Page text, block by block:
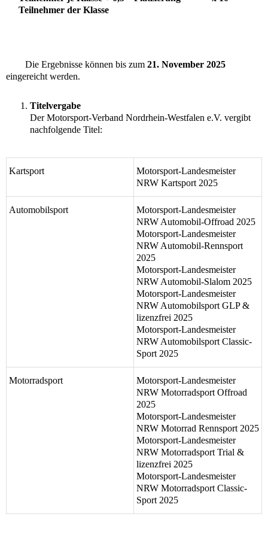
Teilnehmer der Klasse
	Die Ergebnisse können bis zum
21. November 2025
eingereicht werden.
Titelvergabe
Der Motorsport-Verband Nordrhein-Westfalen e.V. vergibt
nachfolgende Titel:
Kartsport
Motorsport-Landesmeister
NRW Kartsport 2025
Automobilsport
Motorsport-Landesmeister
NRW Automobil-Offroad 2025
Motorsport-Landesmeister
NRW Automobil-Rennsport
2025
Motorsport-Landesmeister
NRW Automobil-Slalom 2025
Motorsport-Landesmeister
NRW Automobilsport GLP &
lizenzfrei 2025
Motorsport-Landesmeister
NRW Automobilsport Classic-
Sport 2025
Motorradsport
Motorsport-Landesmeister
NRW Motorradsport Offroad
2025
Motorsport-Landesmeister
NRW Motorrad Rennsport 2025
Motorsport-Landesmeister
NRW Motorradsport Trial &
lizenzfrei 2025
Motorsport-Landesmeister
NRW Motorradsport Classic-
Sport 2025